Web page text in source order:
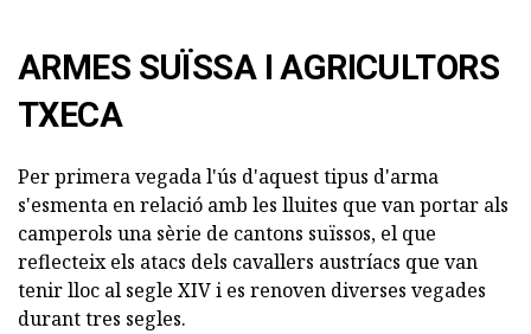
ARMES SUÏSSA I AGRICULTORS
TXECA
Per primera vegada l'ús d'aquest tipus d'arma
s'esmenta en relació amb les lluites que van portar als
camperols una sèrie de cantons suïssos, el que
reflecteix els atacs dels cavallers austríacs que van
tenir lloc al segle XIV i es renoven diverses vegades
durant tres segles.